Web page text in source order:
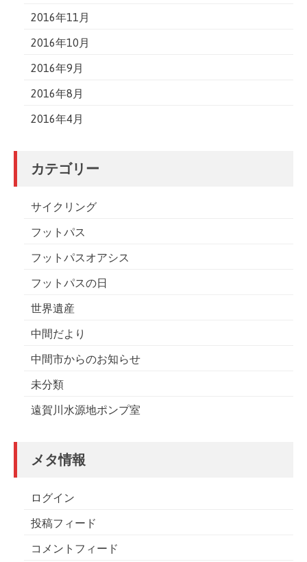
2016年11月
2016年10月
2016年9月
2016年8月
2016年4月
カテゴリー
サイクリング
フットパス
フットパスオアシス
フットパスの日
世界遺産
中間だより
中間市からのお知らせ
未分類
遠賀川水源地ポンプ室
メタ情報
ログイン
投稿フィード
コメントフィード